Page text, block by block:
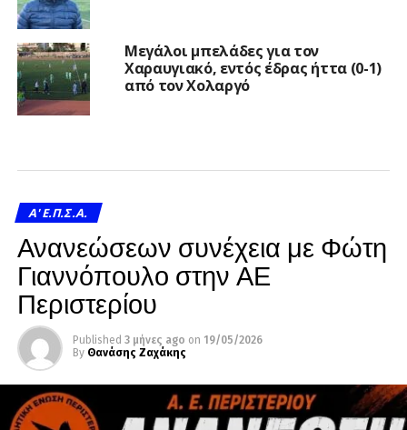
Μεγάλοι μπελάδες για τον
Χαραυγιακό, εντός έδρας ήττα (0-1)
από τον Χολαργό
A' Ε.Π.Σ.Α.
Ανανεώσεων συνέχεια με Φώτη
Γιαννόπουλο στην ΑΕ
Περιστερίου
Published 3 μήνες ago on 19/05/2026
By Θανάσης Ζαχάκης